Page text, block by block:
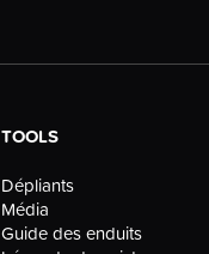
TOOLS
Dépliants
Média
Guide des enduits